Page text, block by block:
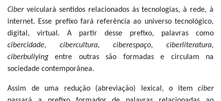
Ciberveiculará sentidos relacionados às tecnologias, à rede, à
internet. Esse prefixo fará referência ao universo tecnológico,
digital, virtual. A partir desse prefixo, palavras como
cibercidade, cibercultura, ciberespaço, ciberliteratura,
ciberbullying entre outras são formadas e circulam na
sociedade contemporânea.
Assim de uma redução (abreviação) lexical, o item ciber